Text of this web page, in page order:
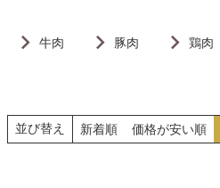
鶏肉
豚肉
牛肉
並び替え 新着順 価格が安い順